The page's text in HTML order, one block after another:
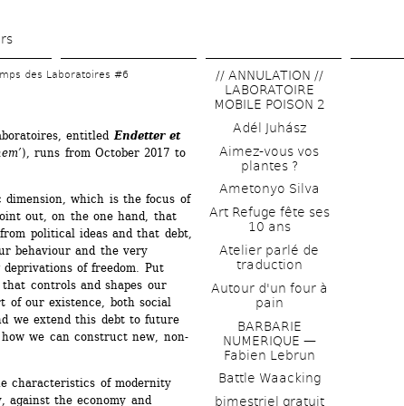
main
des Laboratoires #6
entitled Endetter et
), runs from October 2017 to
dimension, which is the focus of
out, on the one hand, that
political ideas and that debt,
behaviour and the very
of freedom. Put
controls and shapes our
our existence, both social
we extend this debt to future
we can construct new, non-
characteristics of modernity
against the economy and
// ANNULATION //
LABORATOIRE
MOBILE POISON 2
Adél Juhász
Aimez-vous vos
plantes ?
Ametonyo Silva
Art Refuge fête ses
10 ans
Atelier parlé de
traduction
Autour d'un four à
pain
BARBARIE
NUMERIQUE —
Fabien Lebrun
Battle Waacking
bimestriel gratuit